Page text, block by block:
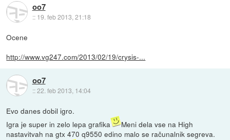
oo7
:: 19. feb 2013, 21:18
Ocene
http://www.vg247.com/2013/02/19/crysis-...
oo7
::22. feb 2013, 14:04
Evo danes dobil igro.
Igra je super in zelo lepa grafika
Meni dela vse na High
nastavitvah na gtx 470 q9550 edino malo se računalnik segreva.